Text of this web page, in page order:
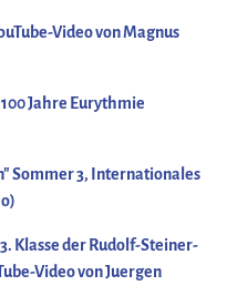
Video von Magnus
Jahre Eurythmie
Sommer 3, Internationales
Klasse der Rudolf-Steiner-
Video von Juergen